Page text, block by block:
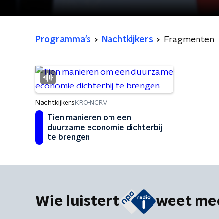
Programma's Nachtkijkers Fragmenten
Nachtkijkers KRO-NCRV
Tien manieren om een
duurzame economie dichterbij
te brengen
Wie luistert weet